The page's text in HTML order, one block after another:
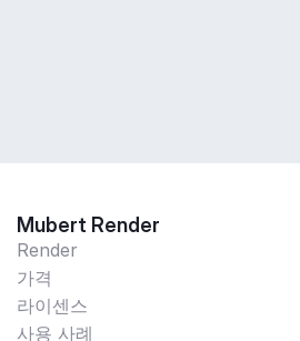
Mubert Render
Render
가격
라이센스
사용 사례